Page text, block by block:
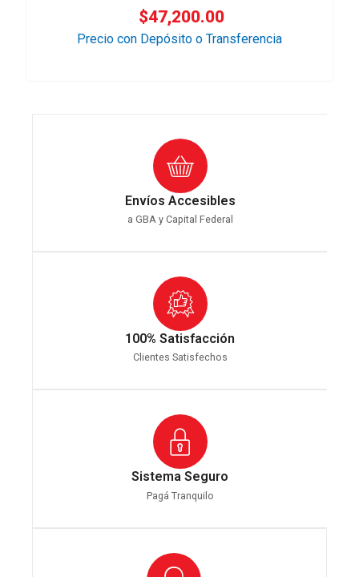
$47,200.00
Precio con Depósito o Transferencia
Envíos Accesibles
a GBA y Capital Federal
100% Satisfacción
Clientes Satisfechos
Sistema Seguro
Pagá Tranquilo